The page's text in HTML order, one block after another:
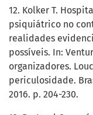
12. Kolker T.
psiquiátrico no
realidades
possíveis. In:
organizadores.
periculosidade.
2016. p. 204-230.